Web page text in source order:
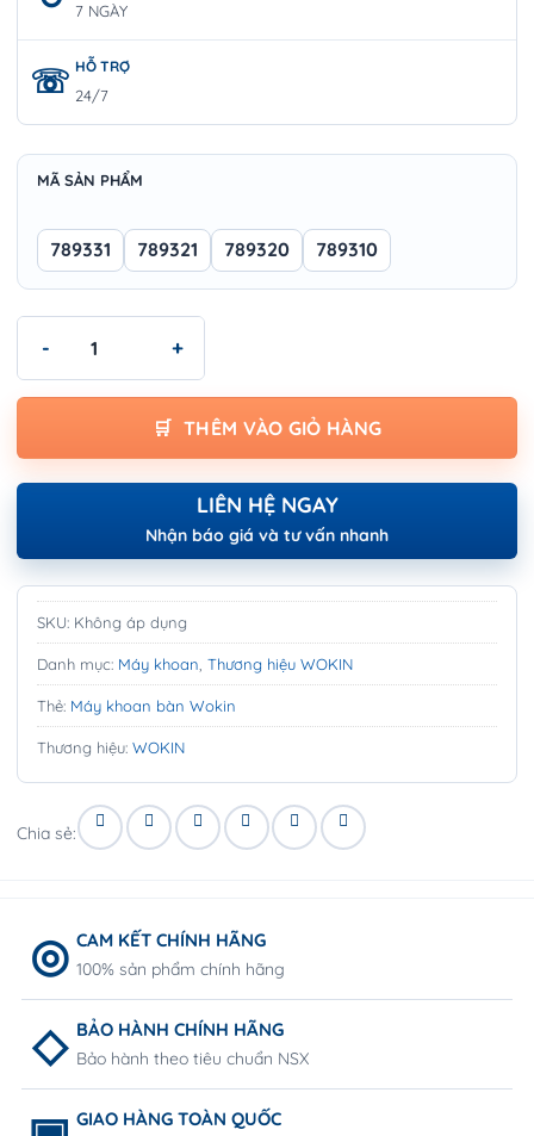
7 NGÀY
HỖ TRỢ
24/7
MÃ SẢN PHẨM
789331 789321 789320 789310
THÊM VÀO GIỎ HÀNG
LIÊN HỆ NGAY
Nhận báo giá và tư vấn nhanh
SKU: Không áp dụng
Danh mục: Máy khoan Thương hiệu WOKIN
Thẻ: Máy khoan bàn Wokin
Thương hiệu: WOKIN
Chia sẻ:
CAM KẾT CHÍNH HÃNG
100% sản phẩm chính hãng
BẢO HÀNH CHÍNH HÃNG
Bảo hành theo tiêu chuẩn NSX
GIAO HÀNG TOÀN QUỐC